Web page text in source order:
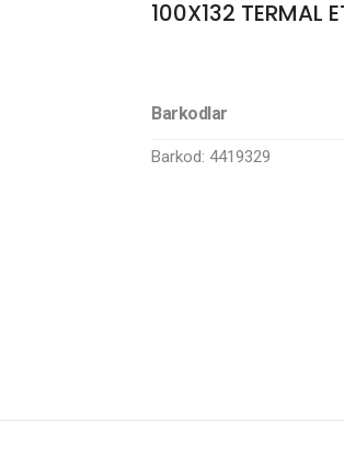
100X132 TERMAL
Barkodlar
Barkod: 4419329